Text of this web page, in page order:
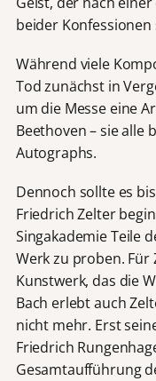
beider
Während viele
Tod zunächst in
um die Messe eine
Beethoven – sie alle
Autographs.
Dennoch sollte es
Friedrich Zelter
Singakademie Teile
Werk zu proben.
Kunstwerk, das die
Bach erlebt auch
nicht mehr. Erst
Friedrich
Gesamtaufführung